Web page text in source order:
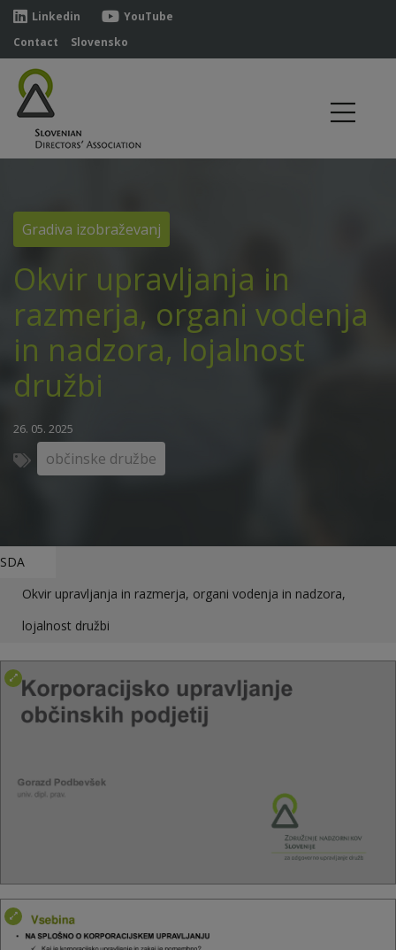
Linkedin
YouTube
Contact
Slovensko
Gradiva izobraževanj
Okvir upravljanja in
razmerja, organi vodenja
in nadzora, lojalnost
družbi
26. 05. 2025
občinske družbe
SDA
Okvir upravljanja in razmerja, organi vodenja in nadzora,
lojalnost družbi